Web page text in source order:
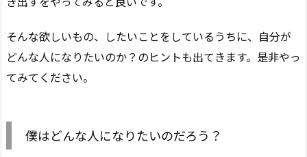
そんな欲しいもの、したいことをしているうちに、自分が
どんな人になりたいのか？のヒントも出てきます。是非やっ
てみてください。
僕はどんな人になりたいのだろう？